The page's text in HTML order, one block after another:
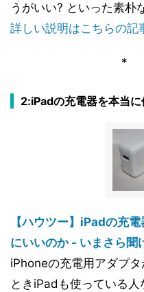
うがいい? といった素朴
詳しい説明はこちらの記
*
2:iPadの充電器を本当
【ハウツー】iPadの充
にいいのか - いまさら
iPhoneの充電用アダプ
ときiPadも使っている